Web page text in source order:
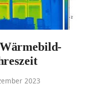
2023